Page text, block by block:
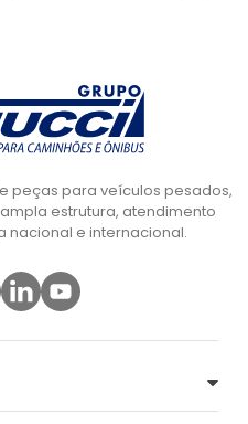
peças para veículos pesados,
estrutura, atendimento
nacional e internacional.